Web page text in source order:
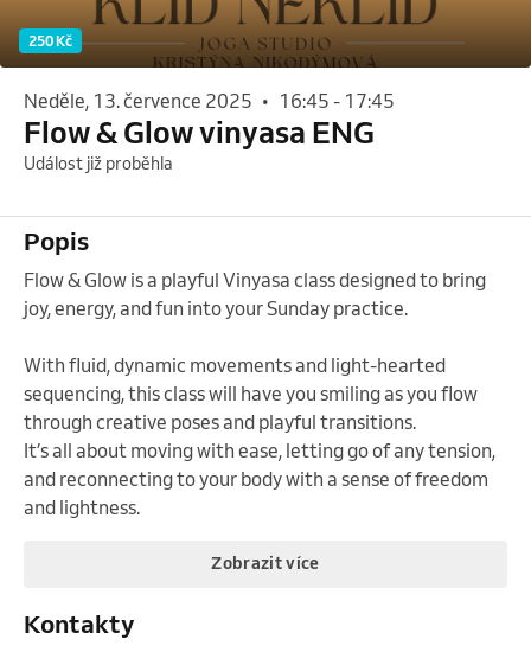
250 Kč
neděle, 13. července 2025 • 16:45 - 17:45
Flow & Glow vinyasa ENG
Událost již proběhla
Popis
Flow & Glow is a playful Vinyasa class designed to bring
joy, energy, and fun into your Sunday practice.
With fluid, dynamic movements and light-hearted
sequencing, this class will have you smiling as you flow
through creative poses and playful transitions.
It’s all about moving with ease, letting go of any tension,
and reconnecting to your body with a sense of freedom
and lightness.
Zobrazit více
Kontakty